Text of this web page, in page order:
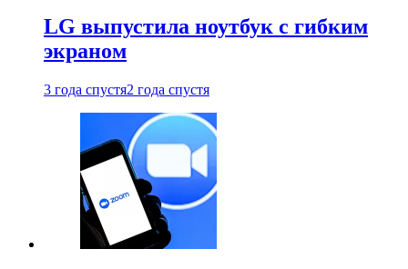
LG выпустила ноутбук с гибким
экраном
3 года спустя2 года спустя